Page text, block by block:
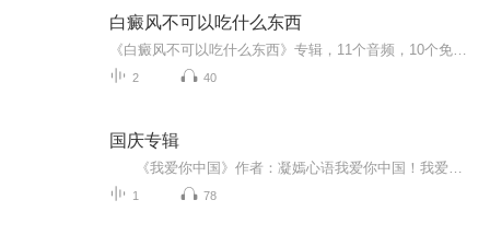
白癜风不可以吃什么东西
2 40
国庆专辑
1 78